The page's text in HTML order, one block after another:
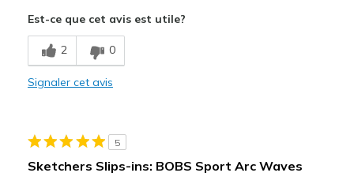
Breathe Well
Comfortable
Est-ce que cet avis est utile?
2 0
Signaler cet avis
5
Sketchers Slips-ins: BOBS Sport Arc Waves